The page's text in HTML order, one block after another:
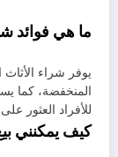
ما هي فوائد
يوفر شراء الأثاث
المنخفضة، كما
للأفراد العثور
كيف يمكنني